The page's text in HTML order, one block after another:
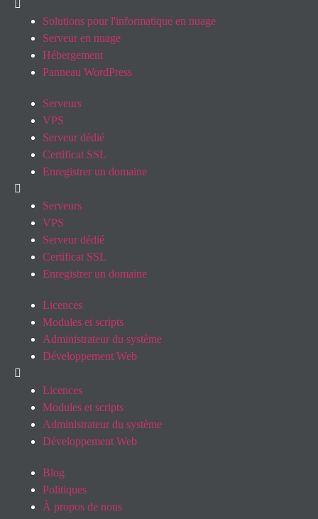
Solutions pour l'informatique en nuage
Serveur en nuage
Hébergement
Panneau WordPress
Serveurs
VPS
Serveur dédié
Certificat SSL
Enregistrer un domaine
Serveurs
VPS
Serveur dédié
Certificat SSL
Enregistrer un domaine
Licences
Modules et scripts
Administrateur du système
Développement Web
Licences
Modules et scripts
Administrateur du système
Développement Web
Blog
Politiques
À propos de nous